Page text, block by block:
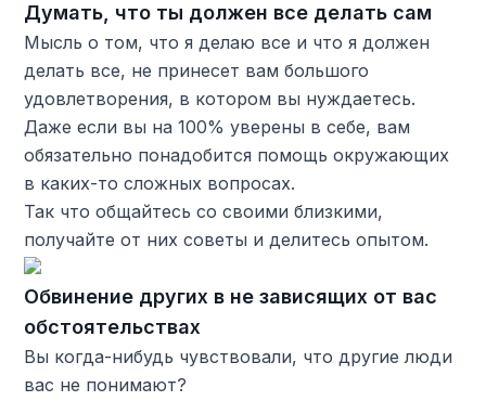
Думать, что ты должен все делать сам
Мысль о том, что я делаю все и что я должен
делать все, не принесет вам большого
удовлетворения, в котором вы нуждаетесь.
Даже если вы на 100% уверены в себе, вам
обязательно понадобится помощь окружающих
в каких-то сложных вопросах.
Так что общайтесь со своими близкими,
получайте от них советы и делитесь опытом.
Обвинение других в не зависящих от вас
обстоятельствах
Вы когда-нибудь чувствовали, что другие люди
вас не понимают?